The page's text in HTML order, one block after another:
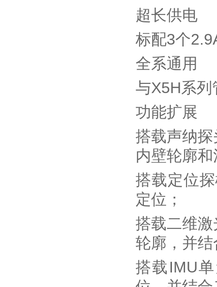
超长供电
标配3个
全系通用
与X5H系
功能扩展
搭载声纳
内壁轮廓
搭载定位
定位；
搭载二维
轮廓，并
搭载IMU